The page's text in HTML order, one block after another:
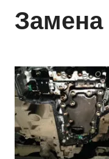
Замена